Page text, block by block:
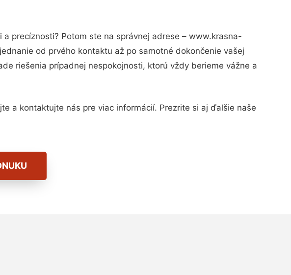
precíznosti? Potom ste na správnej adrese – www.krasna-
od prvého kontaktu až po samotné dokončenie vašej
riešenia prípadnej nespokojnosti, ktorú vždy berieme vážne a
a kontaktujte nás pre viac informácií. Prezrite si aj ďalšie naše